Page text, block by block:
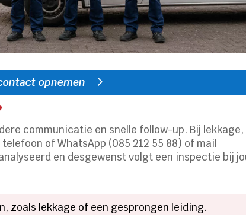
opnemen
communicatie en snelle follow-up. Bij
of WhatsApp (085 212 55 88) of mail
en desgewenst volgt een inspectie bij
zoals lekkage of een gesprongen leiding.